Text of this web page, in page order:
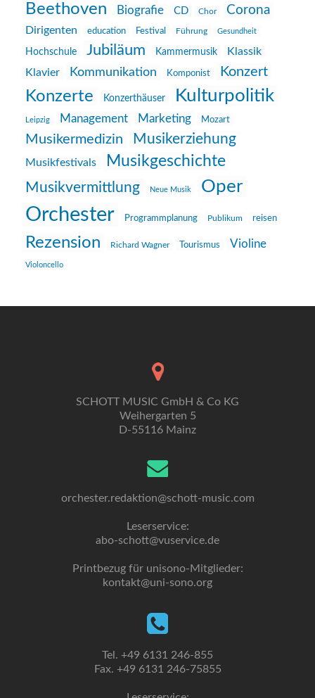
Beethoven Biografie CD Chor Corona
Dirigenten education Festival Führung Gesundheit
Hochschule Jubiläum Kammermusik
Klassik
Klavier
Kommunikation Komponist Konzert
Konzerte Konzerthäuser Kulturpolitik
Leipzig Management Marketing Mozart
Musikermedizin Musikerziehung
Musikfestivals Musikgeschichte
Musikvermittlung Neue Musik Oper
Orchester Programmplanung Publikum reisen
Rezension Richard Wagner Tourismus Violine
Violoncello
SCHOTT MUSIC GmbH & Co KG
Weihergarten 5
D-55116 Mainz
orchester.redaktion@schott-music.com
Leserservice:
abo-schott@vuservice.de
Printbezug für unisono-Mitglieder:
kontakt@uni-sono.org
Tel. +49 6131 246-855
Fax. +49 6131 246-75855